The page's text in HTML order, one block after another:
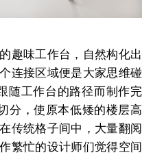
趣味工作台，自然构化出
连接区域便是大家思维碰
随工作台的路径而制作完
分，使原本低矮的楼层高
传统格子间中，大量翻阅
繁忙的设计师们觉得空间